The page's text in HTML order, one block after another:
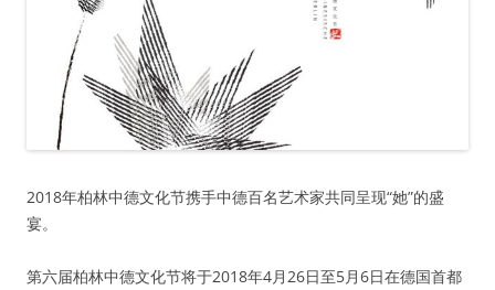
2018年柏林中德文化节携手中德百名艺术家共同呈现“她”的盛
宴。
第六届柏林中德文化节将于2018年4月26日至5月6日在德国首都